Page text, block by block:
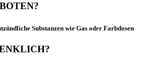
Substanzen wie Gas oder Farbdosen